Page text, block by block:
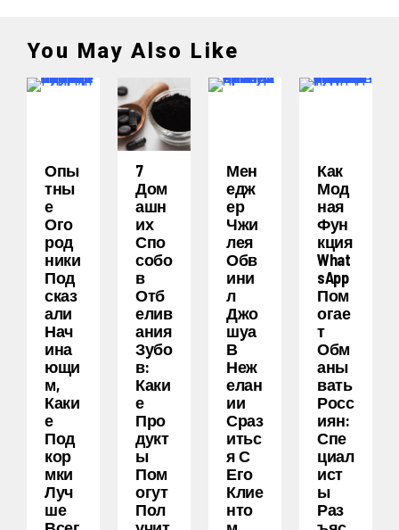
You May Also Like
Опы
Тны
Е
Ого
Род
Ники
Под
Сказ
Али
Нач
Ина
Ющи
М,
Каки
Е
Под
Кор
Мки
Луч
Ше
7
Дом
Ашн
Их
Спо
Собо
В
Отб
Елив
Ания
Зубо
В:
Каки
Е
Про
Дукт
Ы
Пом
Огут
Пол
Мен
Едж
Ер
Чжи
Лея
Обв
Ини
Л
Джо
Шуа
В
Неж
Елан
Ии
Сраз
Итьс
Я С
Его
Клие
Нто
Как
Мод
Ная
Фун
Кция
What
SApp
Пом
Огае
Т
Обм
Аны
Вать
Росс
Иян:
Спе
Циал
Ист
Ы
Раз